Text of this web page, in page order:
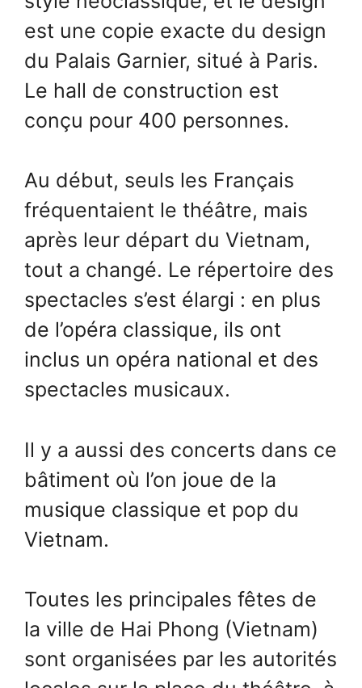
est une copie exacte du design
du Palais Garnier, situé à Paris.
Le hall de construction est
conçu pour 400 personnes.
Au début, seuls les Français
fréquentaient le théâtre, mais
après leur départ du Vietnam,
tout a changé. Le répertoire des
spectacles s’est élargi : en plus
de l’opéra classique, ils ont
inclus un opéra national et des
spectacles musicaux.
Il y a aussi des concerts dans ce
bâtiment où l’on joue de la
musique classique et pop du
Vietnam.
Toutes les principales fêtes de
la ville de Hai Phong (Vietnam)
sont organisées par les autorités